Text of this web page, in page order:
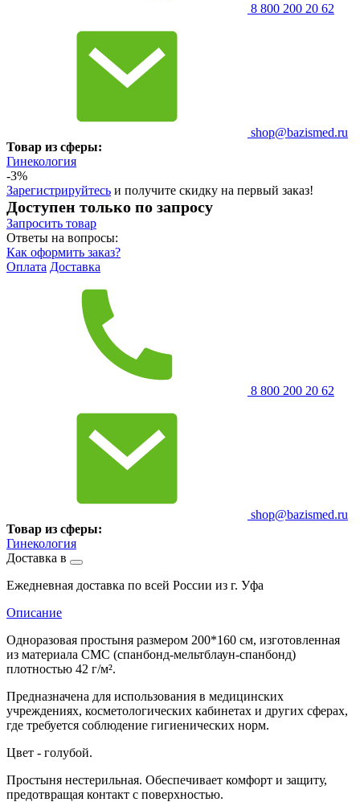
8 800 200 20 62
shop@bazismed.ru
Товар из сферы:
Гинекология
-3%
Зарегистрируйтесь и получите скидку на первый заказ!
Доступен только по запросу
Запросить товар
Ответы на вопросы:
Как оформить заказ?
Оплата Доставка
8 800 200 20 62
shop@bazismed.ru
Товар из сферы:
Гинекология
Доставка в
Ежедневная доставка по всей России из г. Уфа
Описание
Одноразовая простыня размером 200*160 см, изготовленная
из материала СМС (спанбонд-мельтблаун-спанбонд)
плотностью 42 г/м².
Предназначена для использования в медицинских
учреждениях, косметологических кабинетах и других сферах,
где требуется соблюдение гигиенических норм.
Цвет - голубой.
Простыня нестерильная. Обеспечивает комфорт и защиту,
предотвращая контакт с поверхностью.